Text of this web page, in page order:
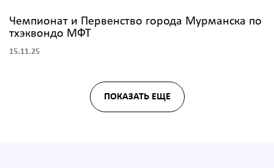
Чемпионат и Первенство города Мурманска по
тхэквондо МФТ
15.11.25
ПОКАЗАТЬ ЕЩЕ